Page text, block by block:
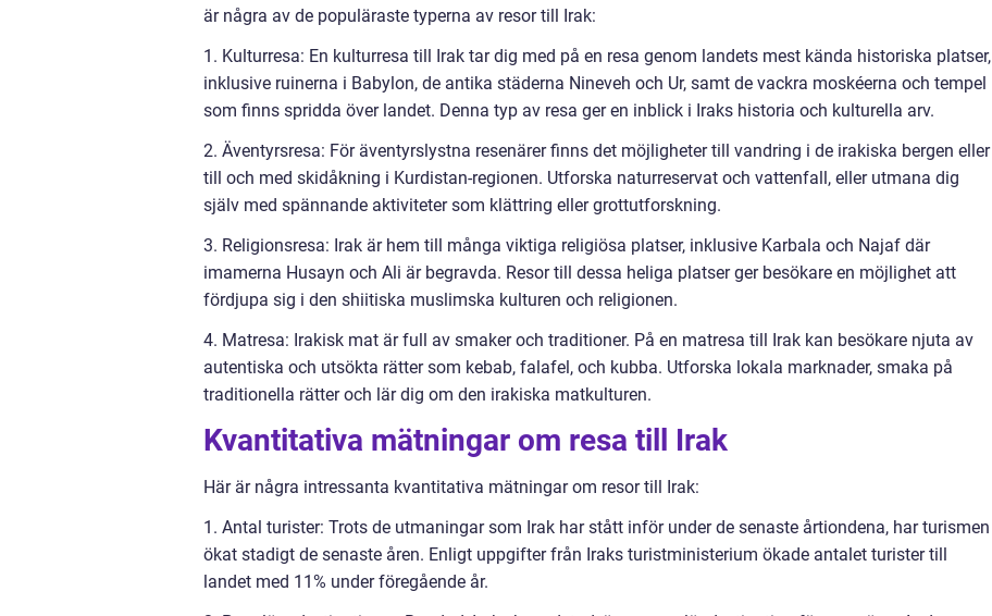
är några av de populäraste typerna av resor till Irak:
1. Kulturresa: En kulturresa till Irak tar dig med på en resa genom landets mest kända historiska platser,
inklusive ruinerna i Babylon, de antika städerna Nineveh och Ur, samt de vackra moskéerna och tempel
som finns spridda över landet. Denna typ av resa ger en inblick i Iraks historia och kulturella arv.
2. Äventyrsresa: För äventyrslystna resenärer finns det möjligheter till vandring i de irakiska bergen eller
till och med skidåkning i Kurdistan-regionen. Utforska naturreservat och vattenfall, eller utmana dig
själv med spännande aktiviteter som klättring eller grottutforskning.
3. Religionsresa: Irak är hem till många viktiga religiösa platser, inklusive Karbala och Najaf där
imamerna Husayn och Ali är begravda. Resor till dessa heliga platser ger besökare en möjlighet att
fördjupa sig i den shiitiska muslimska kulturen och religionen.
4. Matresa: Irakisk mat är full av smaker och traditioner. På en matresa till Irak kan besökare njuta av
autentiska och utsökta rätter som kebab, falafel, och kubba. Utforska lokala marknader, smaka på
traditionella rätter och lär dig om den irakiska matkulturen.
Kvantitativa mätningar om resa till Irak
Här är några intressanta kvantitativa mätningar om resor till Irak:
1. Antal turister: Trots de utmaningar som Irak har stått inför under de senaste årtiondena, har turismen
ökat stadigt de senaste åren. Enligt uppgifter från Iraks turistministerium ökade antalet turister till
landet med 11% under föregående år.